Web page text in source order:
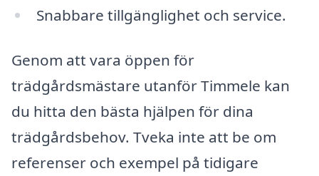
Snabbare tillgänglighet och service.
Genom att vara öppen för
trädgårdsmästare utanför Timmele kan
du hitta den bästa hjälpen för dina
trädgårdsbehov. Tveka inte att be om
referenser och exempel på tidigare